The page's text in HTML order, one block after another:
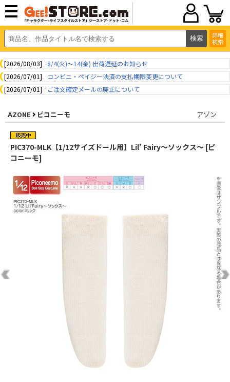
詳細
検索
[2026/08/03]
8/4(火)～14(金) 出荷遅延のお知らせ
[2026/07/01]
コンビニ・ペイジー決済の支払期限変更について
[2026/07/01]
ご注文確定メールの廃止について
AZONE ピコニーモ アゾン
PIC370-MLK【1/12サイズドール用】Lil’ Fairy～ソックス～ [ピ
コニーモ]